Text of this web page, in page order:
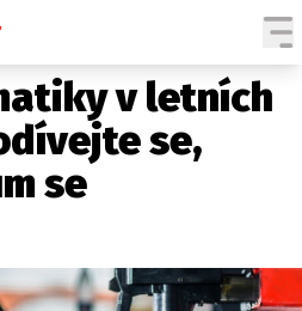
AUTA
AUT
v letních
se,
se